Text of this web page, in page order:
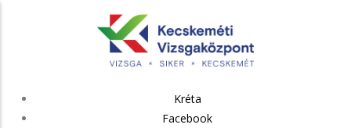
FEJLÉC
Kréta
Facebook